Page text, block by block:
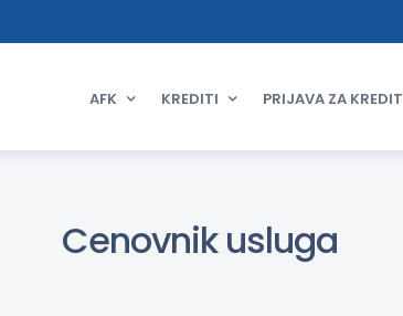
AFK KREDITI PRIJAVA ZA KREDIT
Cenovnik usluga